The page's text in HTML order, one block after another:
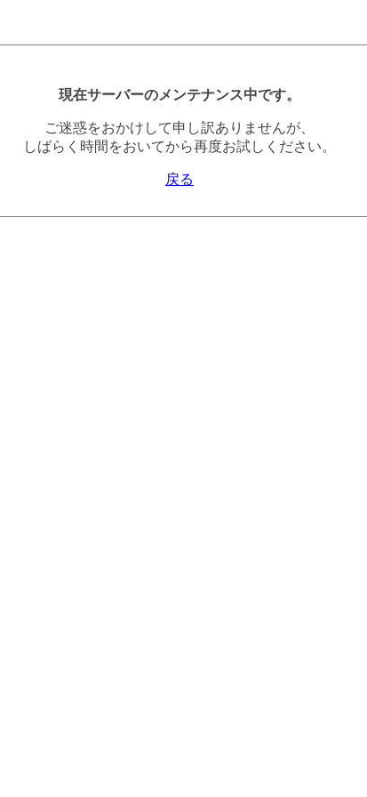
現在サーバーのメンテナンス中です。
ご迷惑をおかけして申し訳ありませんが、
しばらく時間をおいてから再度お試しください。
戻る